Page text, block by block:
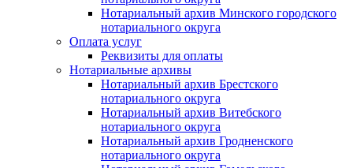
Нотариальный архив Минского городского
нотариального округа
Оплата услуг
Реквизиты для оплаты
Нотариальные архивы
Нотариальный архив Брестского
нотариального округа
Нотариальный архив Витебского
нотариального округа
Нотариальный архив Гродненского
нотариального округа